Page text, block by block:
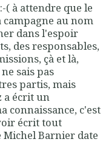
( à attendre que le
campagne au nom
dans l'espoir
des responsables,
çà et là,
sais pas
partis, mais
a écrit un
connaissance, c'est
écrit tout
Barnier date